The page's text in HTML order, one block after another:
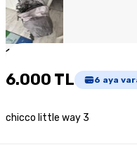
1
6.000 TL 6 aya
chicco little way 3